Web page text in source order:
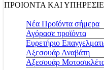
ΠΡΟΙΟΝΤΑ ΚΑΙ
Νέα Προϊόντα σήμερα
Αγόρασε προϊόντα
Ευρετήριο
Αξεσουάρ Αναβάτη
Αξεσουάρ